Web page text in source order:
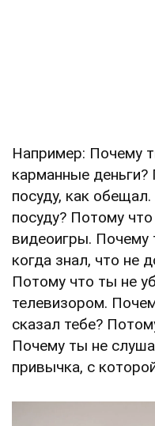
Например: Почему
карманные
посуду, как
посуду? Потому
видеоигры. Почему
когда знал, что не
Потому что ты не
телевизором.
сказал тебе?
Почему ты не
привычка, с